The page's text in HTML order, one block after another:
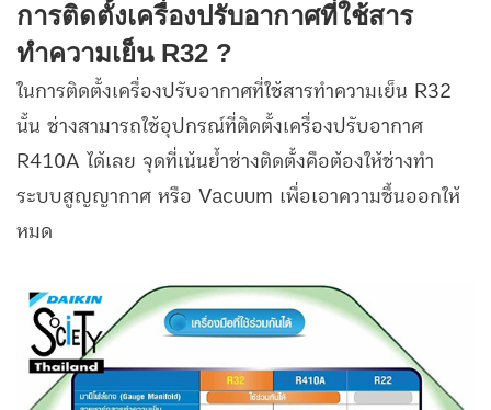
การติดตั้งเครื่องปรับอากาศที่ใช้สาร
ทำความเย็น R32 ?
ในการติดตั้งเครื่องปรับอากาศที่ใช้สารทำความเย็น R32
นั้น ช่างสามารถใช้อุปกรณ์ที่ติดตั้งเครื่องปรับอากาศ
R410A ได้เลย จุดที่เน้นย้ำช่างติดตั้งคือต้องให้ช่างทำ
ระบบสูญญากาศ หรือ Vacuum เพื่อเอาความชื้นออกให้
หมด